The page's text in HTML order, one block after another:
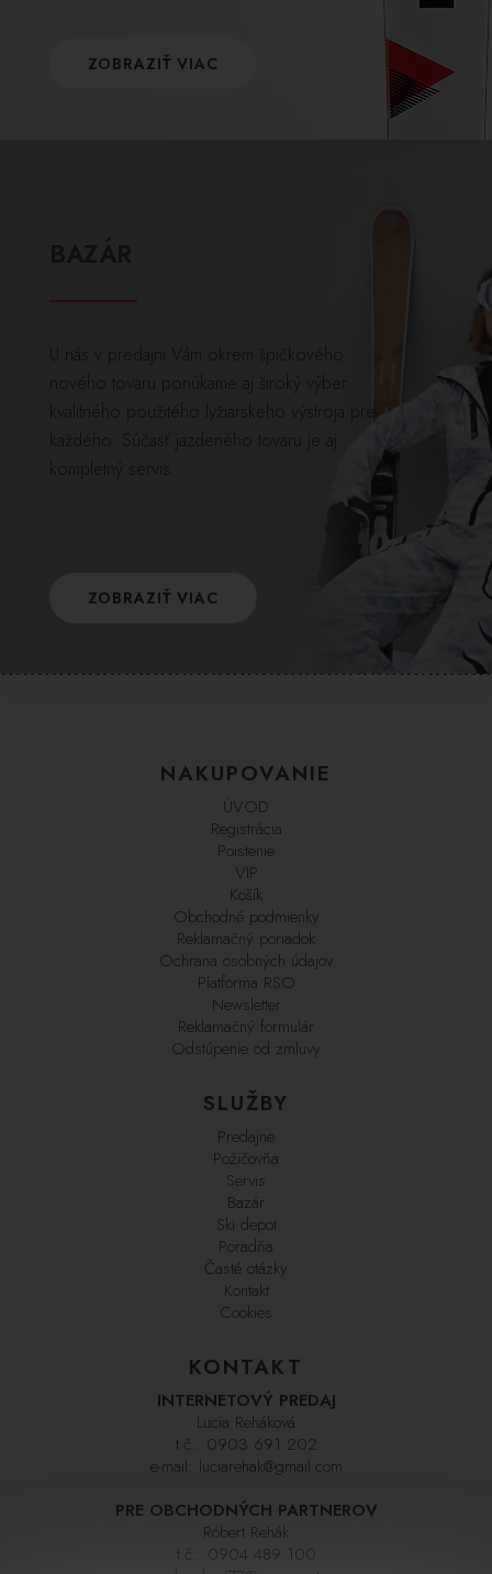
ZOBRAZIŤ VIAC
U nás v predajni Vám okrem špičkového
nového tovaru ponúkame aj široký výber
kvalitného použitého lyžiarskeho výstroja pre
každého. Súčasť jazdeného tovaru je aj
kompletný servis.
ZOBRAZIŤ VIAC
NAKUPOVANIE
ÚVOD
Registrácia
Poistenie
VIP
Košík
Obchodné podmienky
Reklamačný poriadok
Ochrana osobných údajov
Platforma RSO
Newsletter
Reklamačný formulár
Odstúpenie od zmluvy
SLUŽBY
Predajne
Požičovňa
Servis
Bazár
Ski depot
Poradňa
Časté otázky
Kontakt
Cookies
KONTAKT
INTERNETOVÝ PREDAJ
Lucia Reháková
t.č.: 0903 691 202
e-mail: luciarehak@gmail.com
PRE OBCHODNÝCH PARTNEROV
Róbert Rehák
t.č.: 0904 489 100